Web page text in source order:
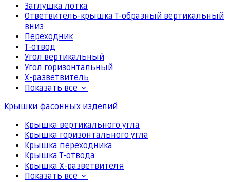
Заглушка лотка
Ответвитель-крышка Т-образный вертикальный
вниз
Переходник
Т-отвод
Угол вертикальный
Угол горизонтальный
Х-разветвитель
Показать все
Крышки фасонных изделий
Крышка вертикального угла
Крышка горизонтального угла
Крышка переходника
Крышка Т-отвода
Крышка Х-разветвителя
Показать все